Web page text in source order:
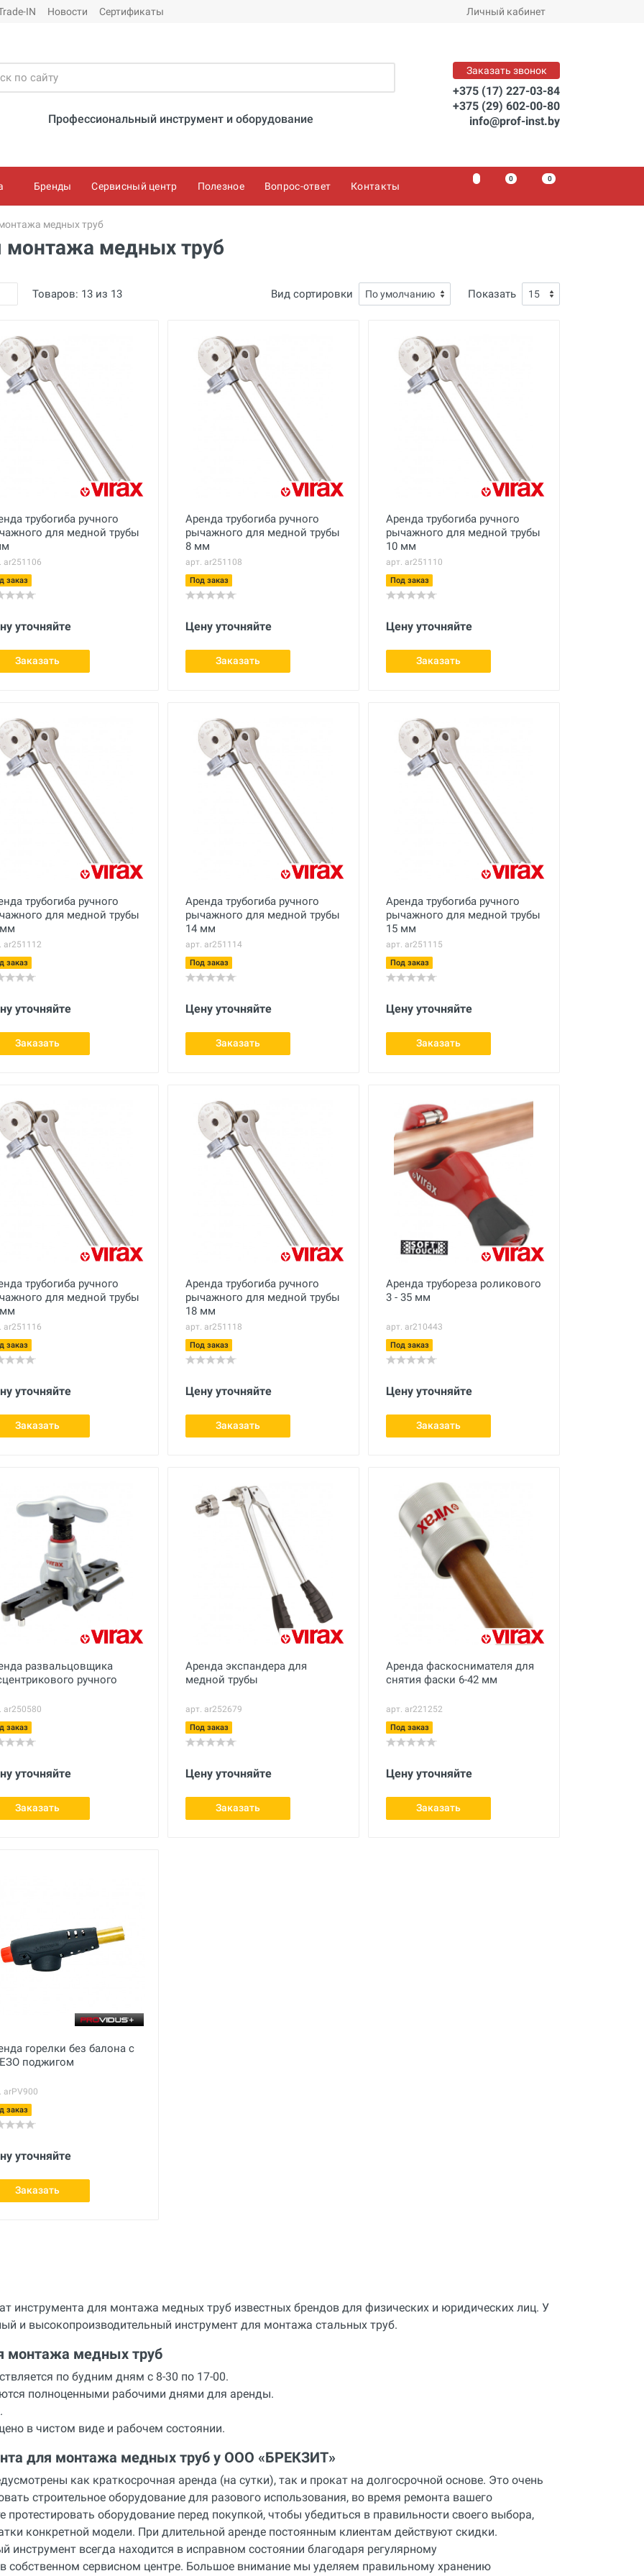
IN Новости Сертификаты Личный кабинет
Профессиональный инструмент и оборудование
Заказать звонок
+375 (17) 227-03-84
+375 (29) 602-00-80
info@prof-inst.by
Бренды Сервисный центр Полезное Вопрос-ответ Контакты
0 00
медных труб
монтажа медных труб
Товаров: 13 из 13 Вид сортировки Показать
трубогиба ручного
для медной трубы
ar251106
заказ
уточняйте
Заказать
Аренда трубогиба ручного
рычажного для медной трубы
8 мм
арт. ar251108
Под заказ
Цену уточняйте
Заказать
Аренда трубогиба ручного
рычажного для медной трубы
10 мм
арт. ar251110
Под заказ
Цену уточняйте
Заказать
трубогиба ручного
для медной трубы
ar251112
заказ
уточняйте
Заказать
Аренда трубогиба ручного
рычажного для медной трубы
14 мм
арт. ar251114
Под заказ
Цену уточняйте
Заказать
Аренда трубогиба ручного
рычажного для медной трубы
15 мм
арт. ar251115
Под заказ
Цену уточняйте
Заказать
трубогиба ручного
для медной трубы
ar251116
заказ
уточняйте
Заказать
Аренда трубогиба ручного
рычажного для медной трубы
18 мм
арт. ar251118
Под заказ
Цену уточняйте
Заказать
Аренда трубореза роликового
3 - 35 мм
арт. ar210443
Под заказ
Цену уточняйте
Заказать
развальцовщика
ручного
ar250580
заказ
уточняйте
Заказать
Аренда экспандера для
медной трубы
арт. ar252679
Под заказ
Цену уточняйте
Заказать
Аренда фаскоснимателя для
снятия фаски 6-42 мм
арт. ar221252
Под заказ
Цену уточняйте
Заказать
горелки без балона с
поджигом
arPV900
заказ
уточняйте
Заказать
инструмента для монтажа медных труб известных брендов для физических и юридических лиц. У
и высокопроизводительный инструмент для монтажа стальных труб.
монтажа медных труб
по будним дням с 8-30 по 17-00.
полноценными рабочими днями для аренды.
в чистом виде и рабочем состоянии.
для монтажа медных труб у ООО «БРЕКЗИТ»
как краткосрочная аренда (на сутки), так и прокат на долгосрочной основе. Это очень
строительное оборудование для разового использования, во время ремонта вашего
протестировать оборудование перед покупкой, чтобы убедиться в правильности своего выбора,
конкретной модели. При длительной аренде постоянным клиентам действуют скидки.
инструмент всегда находится в исправном состоянии благодаря регулярному
собственном сервисном центре. Большое внимание мы уделяем правильному хранению